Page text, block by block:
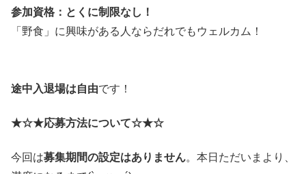
参加資格：とくに制限なし！
「野食」に興味がある人ならだれでもウェルカム！
途中入退場は自由です！
★☆★応募方法について☆★☆
今回は募集期間の設定はありません。本日ただいまより、